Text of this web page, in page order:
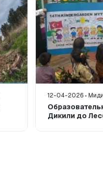
12-04-2026
Дикили до